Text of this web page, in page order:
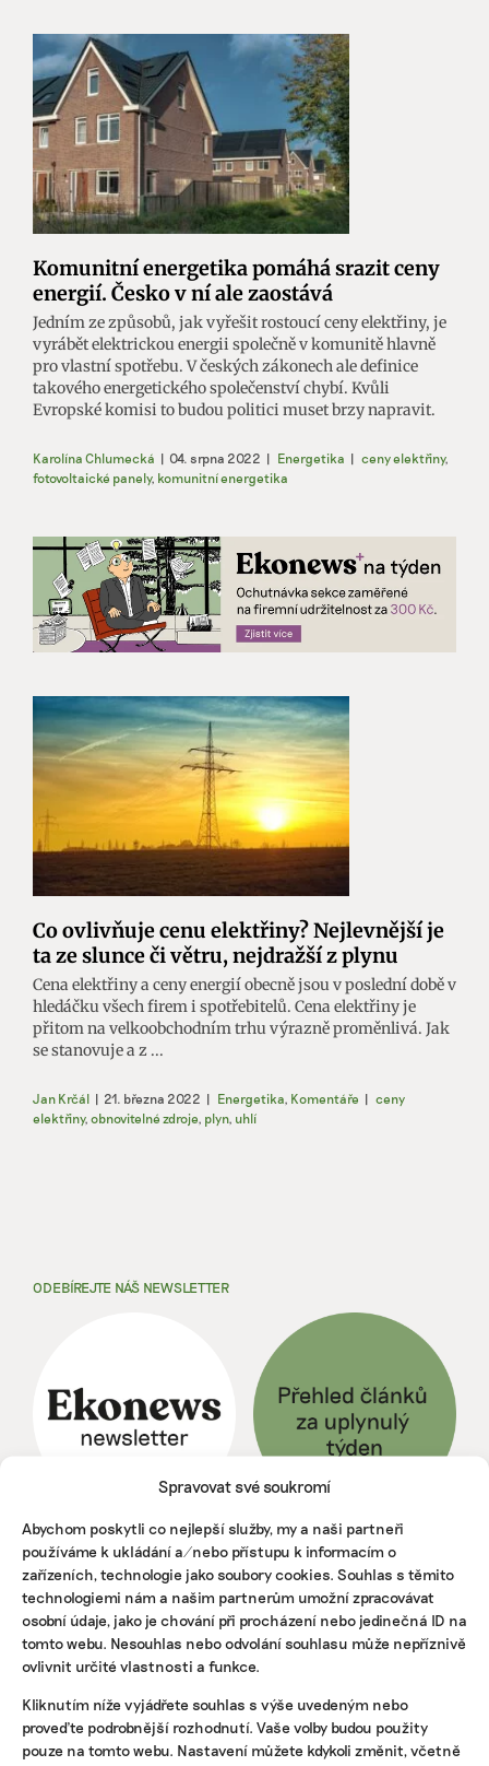
Spravovat své soukromí
Abychom poskytli co nejlepší služby, my a naši partneři
používáme k ukládání a/nebo přístupu k informacím o
zařízeních, technologie jako soubory cookies. Souhlas s těmito
technologiemi nám a našim partnerům umožní zpracovávat
osobní údaje, jako je chování při procházení nebo jedinečná ID na
tomto webu. Nesouhlas nebo odvolání souhlasu může nepříznivě
ovlivnit určité vlastnosti a funkce.
Kliknutím níže vyjádřete souhlas s výše uvedeným nebo
proveďte podrobnější rozhodnutí. Vaše volby budou použity
pouze na tomto webu. Nastavení můžete kdykoli změnit, včetně
Komunitní energetika pomáhá srazit ceny
energií. Česko v ní ale zaostává
Jedním ze způsobů, jak vyřešit rostoucí ceny elektřiny, je
vyrábět elektrickou energii společně v komunitě hlavně
pro vlastní spotřebu. V českých zákonech ale definice
takového energetického společenství chybí. Kvůli
Evropské komisi to budou politici muset brzy napravit.
Karolína Chlumecká | 04. srpna 2022 | Energetika | ceny elektřiny,
fotovoltaické panely, komunitní energetika
Co ovlivňuje cenu elektřiny? Nejlevnější je
ta ze slunce či větru, nejdražší z plynu
Cena elektřiny a ceny energií obecně jsou v poslední době v
hledáčku všech firem i spotřebitelů. Cena elektřiny je
přitom na velkoobchodním trhu výrazně proměnlivá. Jak
se stanovuje a z ...
Jan Krčál | 21. března 2022 | Energetika, Komentáře | ceny
elektřiny, obnovitelné zdroje, plyn, uhlí
ODEBÍREJTE NÁŠ NEWSLETTER
NEJNOVĚJŠÍ PODCAST
Martin Abel
Chceme získat desítky milionů na
udržitelnost, říká právník Abel. Po střetu s
Turkem rozjíždí fond s podporou
developera Sekyry
Přihlásit odběr
NEJZAJÍMAVĚJŠÍ